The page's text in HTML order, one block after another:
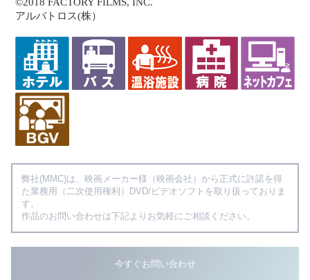
アルバトロス(株）
弊社(MMC)は、映画メーカー様（映画会社）から正式に許諾を得
た業務用（二次使用権利）DVD/ビデオソフトを取り扱っておりま
す。
作品のお問い合わせは下記よりお気軽にご相談ください。
今すぐお問い合わせ